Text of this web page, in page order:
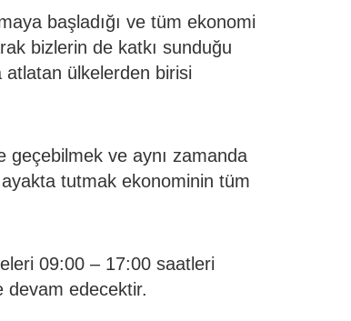
başladığı ve tüm ekonomi
bizlerin de katkı sunduğu
ülkelerden birisi
geçebilmek ve aynı zamanda
ayakta tutmak ekonominin tüm
09:00 – 17:00 saatleri
devam edecektir.